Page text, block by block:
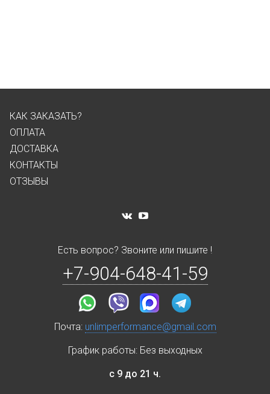
КАК ЗАКАЗАТЬ?
ОПЛАТА
ДОСТАВКА
КОНТАКТЫ
ОТЗЫВЫ
Есть вопрос? Звоните или пишите !
+7-904-648-41-59
Почта: unlimperformance@gmail.com
График работы: Без выходных
с 9 до 21 ч.